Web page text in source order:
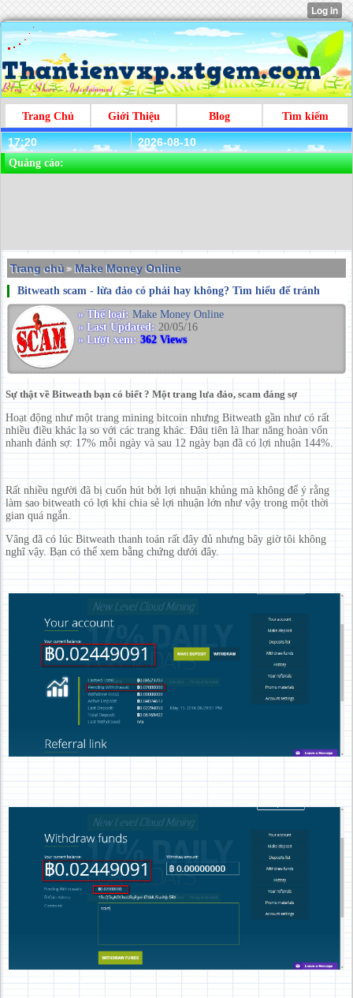
Trang Chủ Giới Thiệu Blog Tìm kiếm
17:20 2026-08-10
Quảng cáo:
Trang chủ > Make Money Online
Bitweath scam - lừa đảo có phải hay không? Tìm hiểu để tránh
» Thể loại: Make Money Online
» Last Updated: 20/05/16
» Lượt xem: 362 Views
Sự thật về Bitweath bạn có biết ? Một trang lưa đảo, scam đáng sợ
Hoạt động như một trang mining bitcoin nhưng Bitweath gần như có rất
nhiều điều khác lạ so với các trang khác. Đâu tiên là lhar năng hoàn vốn
nhanh đánh sợ: 17% mỗi ngày và sau 12 ngày bạn đã có lợi nhuận 144%.
Rất nhiều người đã bị cuốn hút bởi lợi nhuận khủng mà không để ý rằng
làm sao bitweath có lợi khi chia sẻ lợi nhuận lớn như vậy trong một thời
gian quá ngắn.
Vâng đã có lúc Bitweath thanh toán rất đây đủ nhưng bây giờ tôi không
nghĩ vậy. Bạn có thể xem bằng chứng dưới đây.